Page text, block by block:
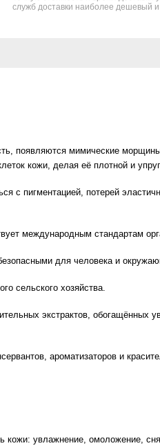
служб доставки наиболее дешевый
появляются мимические
кожи, делая её плотной и
с пигментацией, потерей
международным стандартам
для человека и
сельского хозяйства.
экстрактов,
ароматизаторов и
кожи: увлажнение, омоложение,